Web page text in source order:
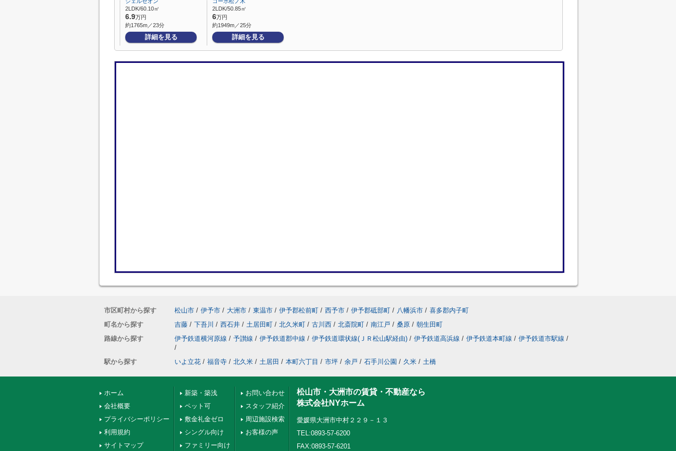
2LDK/60.10㎡
6.9万円
約1765m／23分
詳細を見る
2LDK/50.85㎡
6万円
約1949m／25分
詳細を見る
市区町村から探す 松山市 / 伊予市 / 大洲市 / 東温市 / 伊予郡松前町 / 西予市 / 伊予郡砥部町 / 八幡浜市 / 喜多郡内子町
町名から探す
吉藤 / 下吾川 / 西石井 / 土居田町 / 北久米町 / 古川西 / 北斎院町 / 南江戸 / 桑原 / 朝生田町
路線から探す
伊予鉄道横河原線 / 予讃線 / 伊予鉄道郡中線 / 伊予鉄道環状線(ＪＲ松山駅経由) / 伊予鉄道高浜線 / 伊予鉄道本町線 / 伊予鉄道市駅線 /
/
駅から探す
いよ立花 / 福音寺 / 北久米 / 土居田 / 本町六丁目 / 市坪 / 余戸 / 石手川公園 / 久米 / 土橋
ホーム
会社概要
プライバシーポリシー
利用規約
サイトマップ
新築・築浅
ペット可
敷金礼金ゼロ
シングル向け
ファミリー向け
お問い合わせ
スタッフ紹介
周辺施設検索
お客様の声
松山市・大洲市の賃貸・不動産なら
株式会社NYホーム
愛媛県大洲市中村２２９－１３
TEL:0893-57-6200
FAX:0893-57-6201